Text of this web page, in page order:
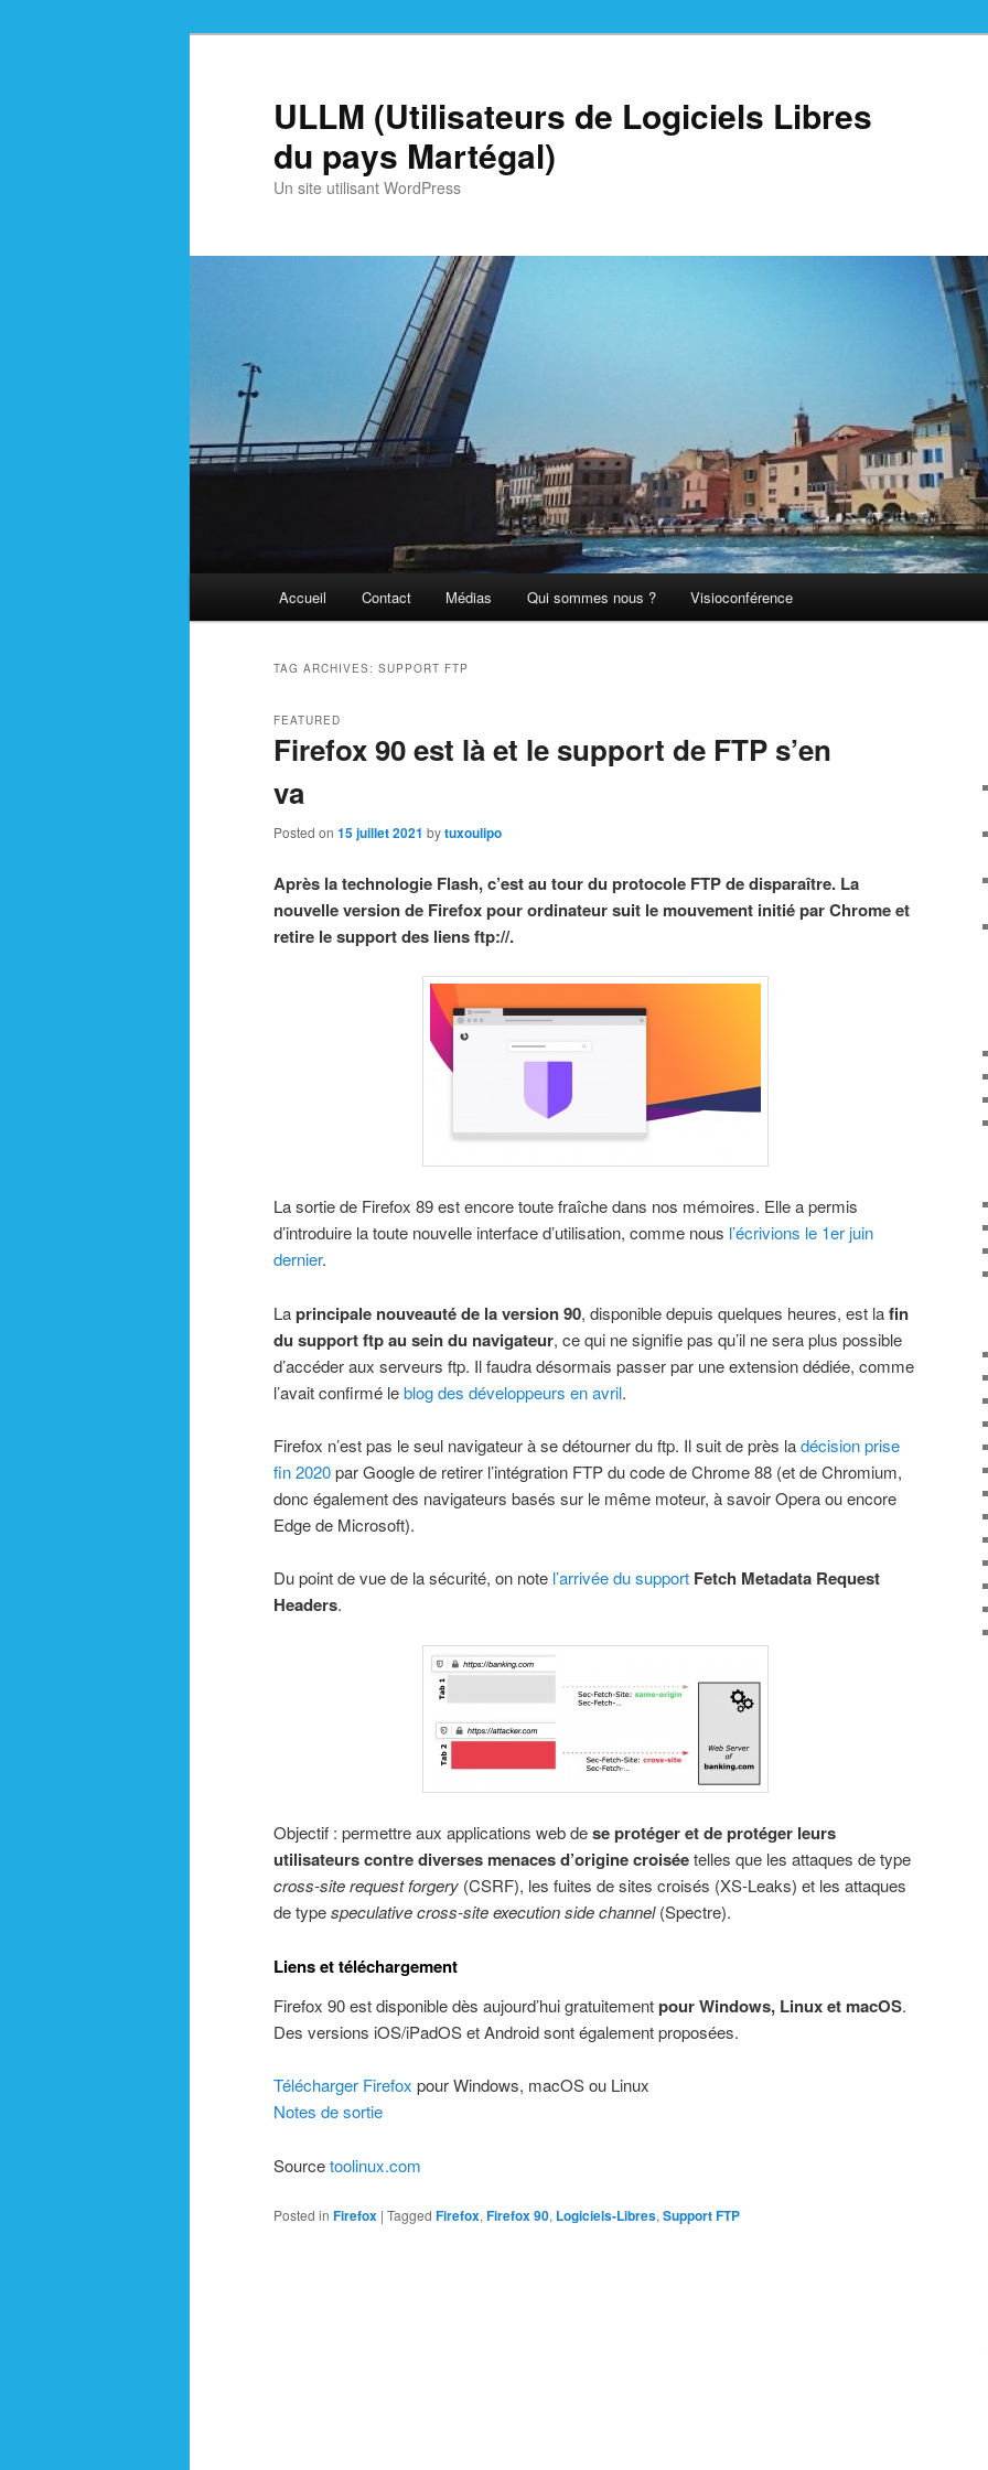
ULLM (Utilisateurs de Logiciels Libres
du pays Martégal)
Un site utilisant WordPress
Accueil Contact Médias Qui sommes nous ? Visioconférence
TAG ARCHIVES: SUPPORT FTP
Firefox 90 est là et le support de FTP s’en
va
FEATURED
Posted on 15 juillet 2021 bytuxoulipo
Après la technologie Flash, c’est au tour du protocole FTP de disparaître. La
nouvelle version de Firefox pour ordinateur suit le mouvement initié par Chrome et
retire le support des liens ftp://.
La sortie de Firefox 89 est encore toute fraîche dans nos mémoires. Elle a permis
d’introduire la toute nouvelle interface d’utilisation, comme nous l’écrivions le 1er juin
dernier.
Laprincipale nouveauté de la version 90, disponible depuis quelques heures, est lafin
du support ftp au sein du navigateur, ce qui ne signifie pas qu’il ne sera plus possible
d’accéder aux serveurs ftp. Il faudra désormais passer par une extension dédiée, comme
l’avait confirmé leblog des développeurs en avril.
Firefox n’est pas le seul navigateur à se détourner du ftp. Il suit de près ladécision prise
fin 2020par Google de retirer l’intégration FTP du code de Chrome 88 (et de Chromium,
donc également des navigateurs basés sur le même moteur, à savoir Opera ou encore
Edge de Microsoft).
Du point de vue de la sécurité, on note l’arrivée du support Fetch Metadata Request
Headers.
Objectif : permettre aux applications web dese protéger et de protéger leurs
utilisateurs contre diverses menaces d’origine croiséetelles que les attaques de type
cross-site request forgery (CSRF), les fuites de sites croisés (XS-Leaks) et les attaques
de typespeculative cross-site execution side channel(Spectre).
Liens et téléchargement
Firefox 90 est disponible dès aujourd’hui gratuitementpour Windows, Linux et macOS.
Des versions iOS/iPadOS et Android sont également proposées.
Télécharger Firefox pour Windows, macOS ou Linux
Notes de sortie
Sourcetoolinux.com
Posted in Firefox | Tagged Firefox, Firefox 90, Logiciels-Libres, Support FTP